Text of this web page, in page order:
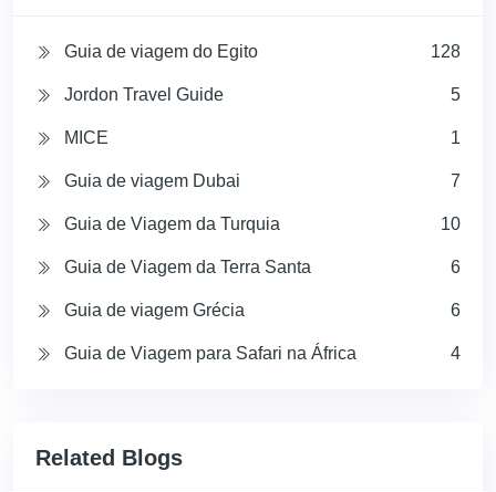
Guia de viagem do Egito 128
Jordon Travel Guide 5
MICE 1
Guia de viagem Dubai 7
Guia de Viagem da Turquia 10
Guia de Viagem da Terra Santa 6
Guia de viagem Grécia 6
Guia de Viagem para Safari na África 4
Related Blogs